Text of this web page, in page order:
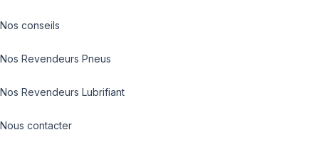
Nos conseils
Nos Revendeurs Pneus
Nos Revendeurs Lubrifiant
Nous contacter